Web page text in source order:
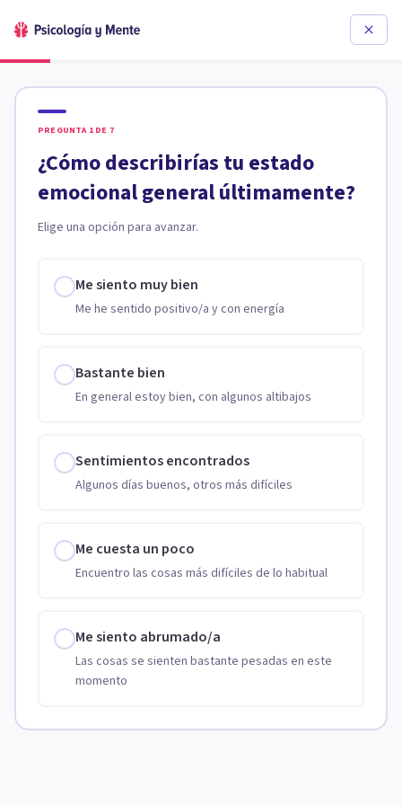
PREGUNTA 1 DE 7
¿Cómo describirías tu estado
emocional general últimamente?
Elige una opción para avanzar.
Me siento muy bien
Me he sentido positivo/a y con energía
Bastante bien
En general estoy bien, con algunos altibajos
Sentimientos encontrados
Algunos días buenos, otros más difíciles
Me cuesta un poco
Encuentro las cosas más difíciles de lo habitual
Me siento abrumado/a
Las cosas se sienten bastante pesadas en este
momento